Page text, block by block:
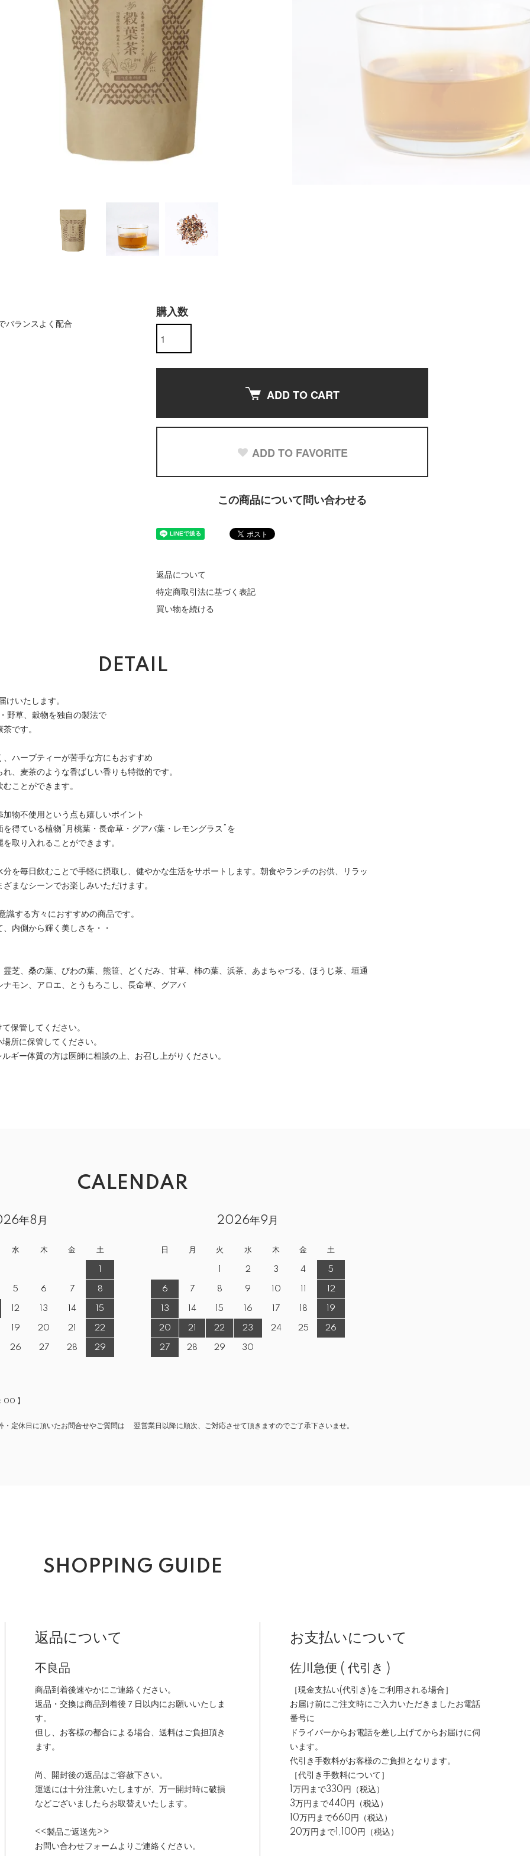
バランスよく配合
購入数
ADD TO CART
ADD TO FAVORITE
この商品について問い合わせる
返品について
特定商取引法に基づく表記
買い物を続ける
DETAIL
けいたします。
野草、穀物を独自の製法で
です。
ハーブティーが苦手な方にもおすすめ
、麦茶のような香ばしい香りも特徴的です。
ことができます。
物不使用という点も嬉しいポイント
得ている植物“月桃葉・長命草・グアバ葉・レモングラス”を
取り入れることができます。
を毎日飲むことで手軽に摂取し、健やかな生活をサポートします。朝食やランチのお供、リラッ
まなシーンでお楽しみいただけます。
識する方々におすすめの商品です。
内側から輝く美しさを・・
霊芝、桑の葉、びわの葉、熊笹、どくだみ、甘草、柿の葉、浜茶、あまちゃづる、ほうじ茶、垣通
ナモン、アロエ、とうもろこし、長命草、グアバ
保管してください。
所に保管してください。
ギー体質の方は医師に相談の上、お召し上がりください。
CALENDAR
年8月
水 木 金 土
5 6 7 8
12 13 14 15
19 20 21 22
26 27 28 29
2026年9月
日 月 火 水 木 金 土
2 3 4 5
6 7 8 9 10 12
13 14 15 16 17 18 19
20 21 22 23 24 25 26
27 28 29 30
00 】
定休日に頂いたお問合せやご質問は 翌営業日以降に順次、ご対応させて頂きますのでご了承下さいませ。
SHOPPING GUIDE
返品について
不良品
商品到着後速やかにご連絡ください。
返品・交換は商品到着後７日以内にお願いいたしま
す。
但し、お客様の都合による場合、送料はご負担頂き
ます。
尚、開封後の返品はご容赦下さい。
運送には十分注意いたしますが、万一開封時に破損
などございましたらお取替えいたします。
<<製品ご返送先>>
お問い合わせフォームよりご連絡ください。
お支払いについて
佐川急便 ( 代引き )
［現金支払い(代引き)をご利用される場合］
お届け前にご注文時にご入力いただきましたお電話
番号に
ドライバーからお電話を差し上げてからお届けに伺
います。
代引き手数料がお客様のご負担となります。
［代引き手数料について］
1万円まで330円（税込）
3万円まで440円（税込）
10万円まで660円（税込）
20万円まで1,100円（税込）